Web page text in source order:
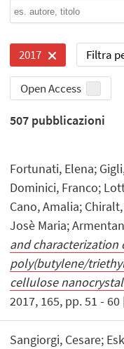
2017 Filtra
Open Access
507 pubblicazioni
Fortunati, Elena;
Dominici, Franco;
Cano, Amalia;
Josè Maria;
and characterization
poly(butylene/
cellulose
2017, 165, pp. 51 -
Sangiorgi, Cesare;